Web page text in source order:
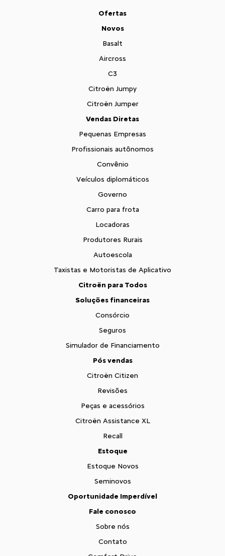
Ofertas
Novos
Basalt
Aircross
C3
Citroën Jumpy
Citroën Jumper
Vendas Diretas
Pequenas Empresas
Profissionais autônomos
Convênio
Veículos diplomáticos
Governo
Carro para frota
Locadoras
Produtores Rurais
Autoescola
Taxistas e Motoristas de Aplicativo
Citroën para Todos
Soluções financeiras
Consórcio
Seguros
Simulador de Financiamento
Pós vendas
Citroën Citizen
Revisões
Peças e acessórios
Citroën Assistance XL
Recall
Estoque
Estoque Novos
Seminovos
Oportunidade Imperdível
Fale conosco
Sobre nós
Contato